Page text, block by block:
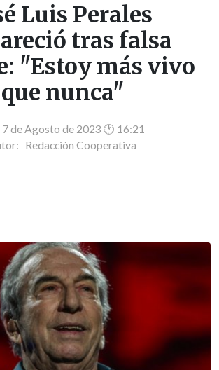
Luis Perales
tras falsa
"Estoy más vivo
que nunca"
de Agosto de 2023 🕐 16:21
Redacción Cooperativa